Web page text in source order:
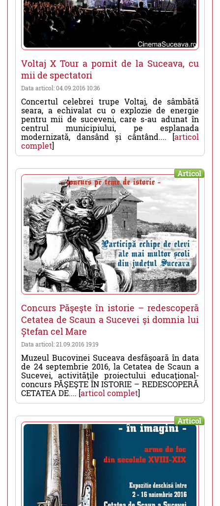
Voltaj X Tour a pornit de la Suceava, cu
mii de spectatori
Data articol: 04.09.2016 10:36
Concertul celebrei trupe Voltaj, de sâmbătă
seara, a echivalat cu o explozie de energie
pentru mii de suceveni, care s-au adunat în
centrul municipiului, pe esplanada
modernizată, dansând și cântând.... [articol
complet]
Articol
Concurs Păşeşte în istorie – redescoperă
Cetatea de Scaun a Sucevei şi domnia lui
Ștefan cel Mare
Data articol: 21.09.2016 19:19
Muzeul Bucovinei Suceava desfăşoară în data
de 24 septembrie 2016, la Cetatea de Scaun a
Sucevei, activităţile proiectului educaţional-
concurs PĂŞEŞTE ÎN ISTORIE – REDESCOPERĂ
CETATEA DE.... [articol complet]
Articol